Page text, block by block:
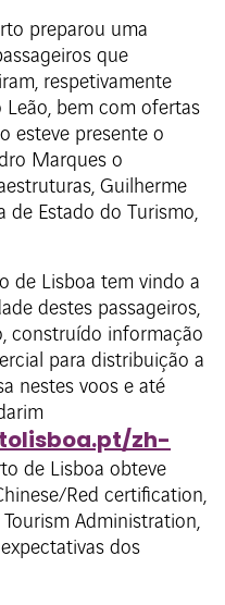
preparou uma
que
respetivamente
bem com ofertas
esteve presente o
Marques o
Guilherme
de Estado do Turismo,
de Lisboa tem vindo a
destes passageiros,
construído informação
para distribuição a
nestes voos e até
zh-
de Lisboa obteve
Red certification,
Administration,
dos